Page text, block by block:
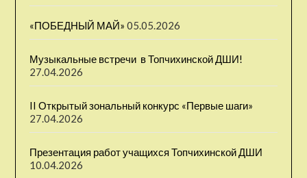
«ПОБЕДНЫЙ МАЙ» 05.05.2026
Музыкальные встречи ⁣ в Топчихинской ДШИ!
27.04.2026
II Открытый зональный конкурс «Первые шаги» ⁣
27.04.2026
Презентация работ учащихся Топчихинской ДШИ
10.04.2026